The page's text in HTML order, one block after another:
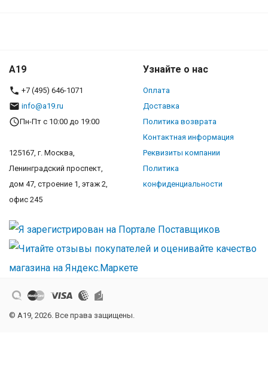
A19
+7 (495) 646-1071
info@a19.ru
Пн-Пт с 10:00 до 19:00
125167, г. Москва,
Ленинградский проспект,
дом 47, строение 1, этаж 2,
офис 245
Узнайте о нас
Оплата
Доставка
Политика возврата
Контактная информация
Реквизиты компании
Политика
конфиденциальности
© A19, 2026. Все права защищены.